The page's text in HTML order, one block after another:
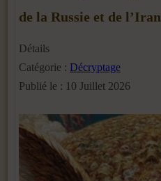
de la Russie et de l’Iran
Détails
Catégorie : Décryptage
Publié le : 10 Juillet 2026